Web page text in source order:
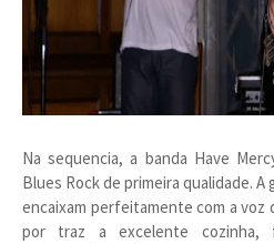
Na sequencia, a banda Have
Blues Rock de primeira qualidade.
encaixam perfeitamente com a voz
por traz a excelente cozinha,